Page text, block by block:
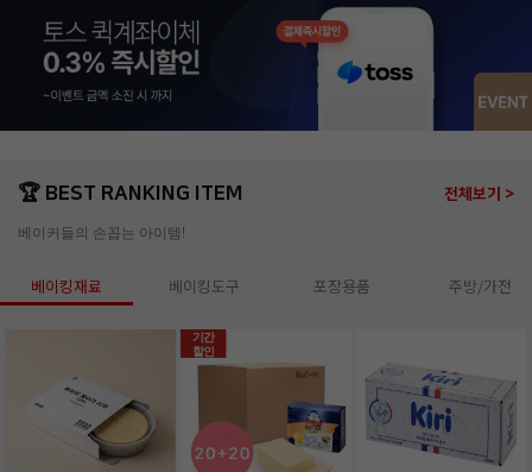
🏆 BEST RANKING ITEM 전체보기 >
베이커들의 손꼽는 아이템!
베이킹재료 베이킹도구 포장용품 주방/가전
기간
할인